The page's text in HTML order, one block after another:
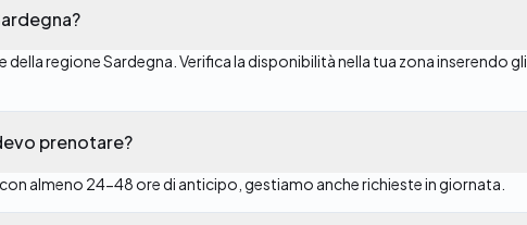
regione Sardegna. Verifica la disponibilità nella tua zona inserendo gli
prenotare?
almeno 24-48 ore di anticipo, gestiamo anche richieste in giornata.